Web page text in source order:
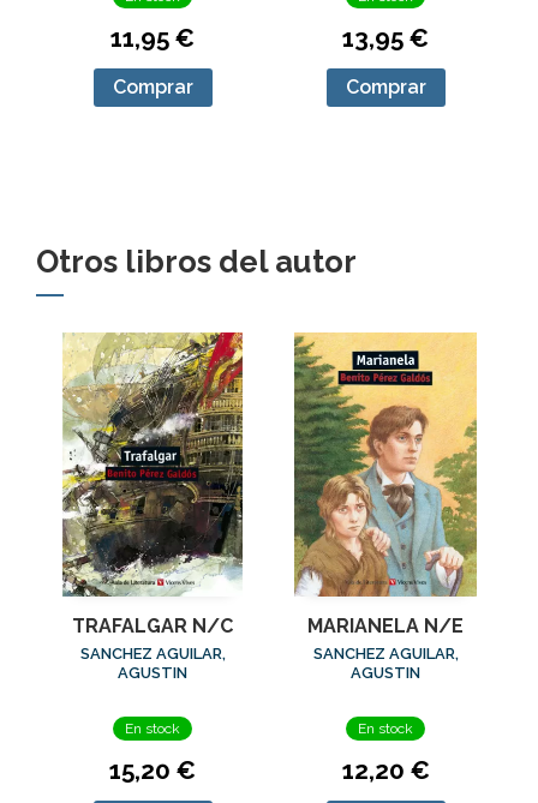
11,95 €
Comprar
13,95 €
Comprar
Otros libros del autor
TRAFALGAR N/C
SANCHEZ AGUILAR,
AGUSTIN
En stock
15,20 €
MARIANELA N/E
SANCHEZ AGUILAR,
AGUSTIN
En stock
12,20 €